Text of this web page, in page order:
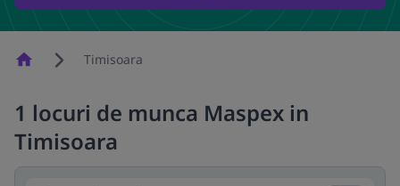
HomepageTimisoara
1 locuri de munca Maspex in
Timisoara